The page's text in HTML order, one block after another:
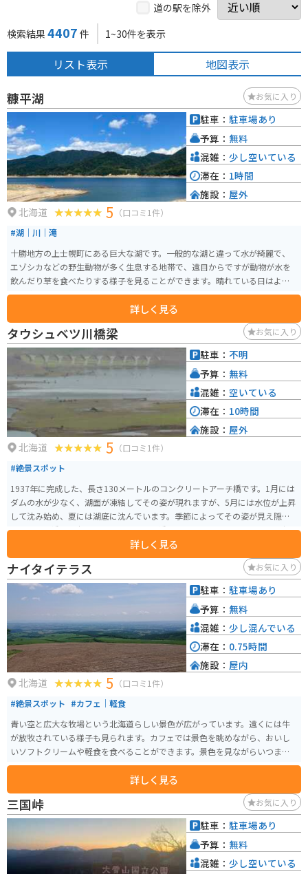
道の駅を除外
検索結果 4407 件 1~30件を表示
リスト表示 地図表示
糠平湖 お気に入り
北海道 5 （口コミ1件）
#湖｜川｜滝
十勝地方の上士幌町にある巨大な湖です。一般的な湖と違って水が綺麗で、
エゾシカなどの野生動物が多く生息する地帯で、遠目からですが動物が水を
飲んだり草を食べたりする様子を見ることができます。晴れている日はより
一層水の色と空の色が素晴らしく映るので写真映え間違いないスポットにな
詳しく見る
駐車： 駐車場あり
予算： 無料
混雑： 少し空いている
滞在： 1時間
施設： 屋外
タウシュベツ川橋梁 お気に入り
北海道 5 （口コミ1件）
#絶景スポット
1937年に完成した、長さ130メートルのコンクリートアーチ橋です。1月には
ダムの水が少なく、湖面が凍結してその姿が現れますが、5月には水位が上昇
して沈み始め、夏には湖底に沈んでいます。季節によってその姿が見え隠れ
するアーチ橋は日本でここだけで「幻の橋」と呼ばれています。 ぬかびら源
泉郷周辺に点在する旧国鉄士幌線コンクリートアーチ橋梁グループの中で
も、特に代表的なものとして知られています。 夏季は、タウシュベツ川橋梁
までの林道は許可車両以外の通行が禁止されています。見学方法としては、
以下の方法があります。 ・ぬかびら源泉郷から旭川方面に8キロ進んだ地点に
あるタウシュベツ展望台から眺める ・NPO法人ひがし大雪自然ガイドセンタ
ーの有料ツアーを利用する ・道の駅かみしほろで林道ゲートの鍵を借りて、
自家用車で行く 冬季間は林道に除雪が入らないため、有料ツアー以外で立ち
入りができません。
詳しく見る
駐車： 不明
予算： 無料
混雑： 空いている
滞在： 10時間
施設： 屋外
ナイタイテラス お気に入り
北海道 5 （口コミ1件）
#絶景スポット #カフェ｜軽食
青い空と広大な牧場という北海道らしい景色が広がっています。遠くには牛
が放牧されている様子も見られます。カフェでは景色を眺めながら、おいし
いソフトクリームや軽食を食べることができます。景色を見ながらいつまで
もぼーっとしていられます。
詳しく見る
駐車： 駐車場あり
予算： 無料
混雑： 少し混んでいる
滞在： 0.75時間
施設： 屋内
三国峠 お気に入り
駐車： 駐車場あり
予算： 無料
混雑： 少し空いている